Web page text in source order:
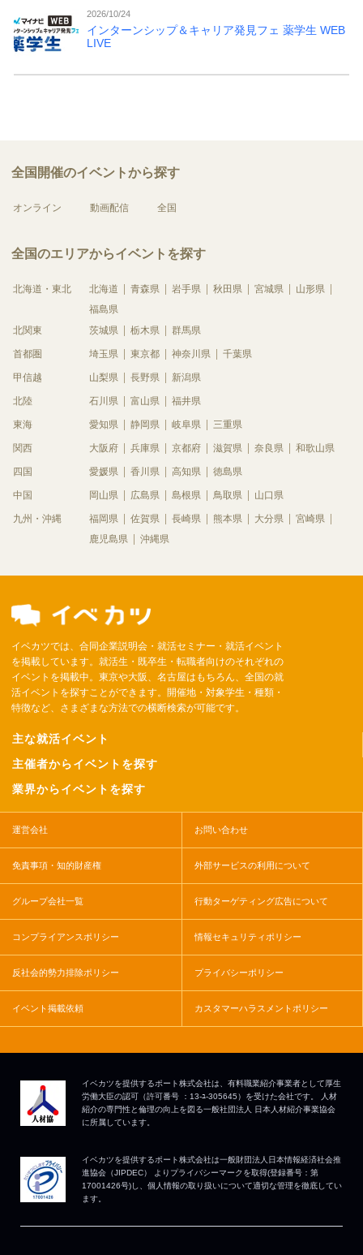
2026/10/24
インターンシップ＆キャリア発見フェ 薬学生 WEB
LIVE
全国開催のイベントから探す
オンライン 動画配信 全国
全国のエリアからイベントを探す
北海道・東北 北海道 青森県 岩手県 秋田県 宮城県
山形県
福島県
北関東
茨城県 栃木県 群馬県
首都圏 埼玉県 東京都 神奈川県 千葉県
甲信越 山梨県 長野県 新潟県
北陸 石川県 富山県 福井県
東海 愛知県 静岡県 岐阜県 三重県
関西 大阪府 兵庫県 京都府 滋賀県 奈良県 和歌山県
四国 愛媛県 香川県 高知県 徳島県
中国 岡山県 広島県 島根県 鳥取県 山口県
九州・沖縄 福岡県 佐賀県 長崎県 熊本県 大分県
宮崎県
鹿児島県
沖縄県
イベカツでは、合同企業説明会・就活セミナー・就活イベント
を掲載しています。就活生・既卒生・転職者向けのそれぞれの
イベントを掲載中。東京や大阪、名古屋はもちろん、全国の就
活イベントを探すことができます。開催地・対象学生・種類・
特徴など、さまざまな方法での横断検索が可能です。
主な就活イベント
主催者からイベントを探す
業界からイベントを探す
運営会社 お問い合わせ
免責事項・知的財産権 外部サービスの利用について
グループ会社一覧 行動ターゲティング広告について
コンプライアンスポリシー 情報セキュリティポリシー
反社会的勢力排除ポリシー プライバシーポリシー
イベント掲載依頼 カスタマーハラスメントポリシー